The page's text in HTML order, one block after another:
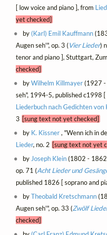
[ low voice and piano ], from
yet checked]
by (Karl) Emil Kauffmann
Augen seh'", op. 3 (Vier Lieder)
tenor and piano ], Stuttgart,
checked]
byWilhelm Killmayer(1927 -
seh", 1994-5, published c1998
Liederbuch nach Gedichten
3 [sung text not yet checked]
by K. Kissner, "Wenn ich in
Lieder, no. 2 [sung text not yet
by Joseph Klein(1802 -
op. 71 (Acht Lieder und
published 1826 [ soprano and
byTheobald Kretschmann
Augen seh'", op. 33 (Zwölf
checked]